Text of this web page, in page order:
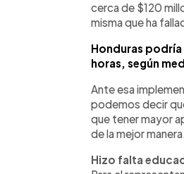
cerca de $120
misma que ha
Honduras
horas, según
Ante esa
podemos decir
que tener mayor
de la mejor manera.
Hizo falta